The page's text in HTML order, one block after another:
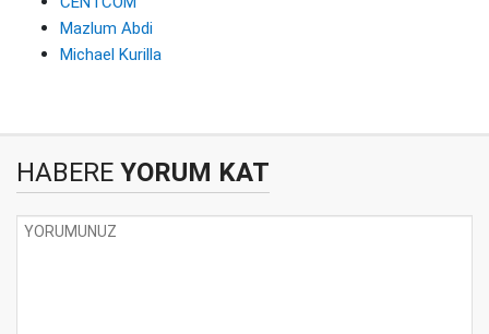
Mazlum Abdi
Michael Kurilla
HABERE YORUM KAT